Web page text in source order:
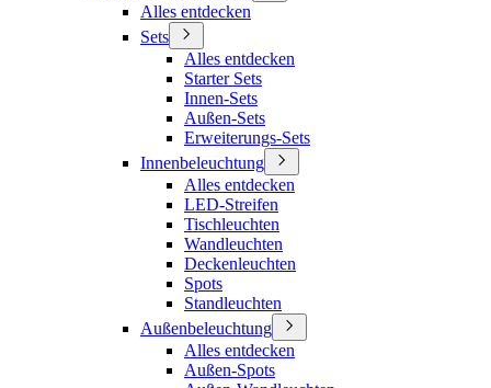
Alles entdecken
Sets
Alles entdecken
Starter Sets
Innen-Sets
Außen-Sets
Erweiterungs-Sets
Innenbeleuchtung
Alles entdecken
LED-Streifen
Tischleuchten
Wandleuchten
Deckenleuchten
Spots
Standleuchten
Außenbeleuchtung
Alles entdecken
Außen-Spots